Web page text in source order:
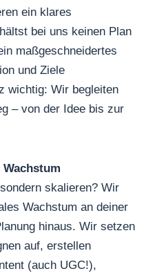
ein klares
bei uns keinen Plan
maßgeschneidertes
und Ziele
wichtig: Wir begleiten
– von der Idee bis zur
skalieren? Wir
Wachstum an deiner
hinaus. Wir setzen
auf, erstellen
(auch UGC!),